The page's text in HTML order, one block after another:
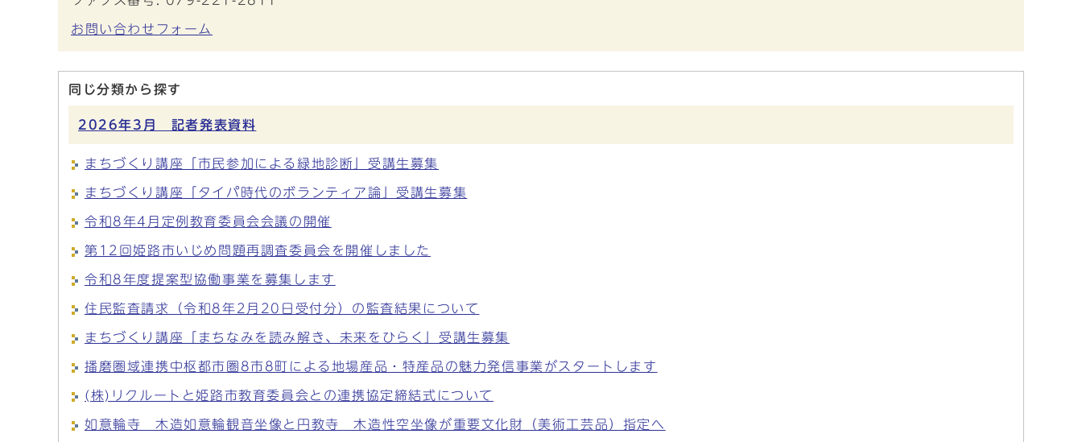
お問い合わせフォーム
同じ分類から探す
2026年3月 記者発表資料
まちづくり講座「市民参加による緑地診断」受講生募集
まちづくり講座「タイパ時代のボランティア論」受講生募集
令和8年4月定例教育委員会会議の開催
第12回姫路市いじめ問題再調査委員会を開催しました
令和8年度提案型協働事業を募集します
住民監査請求（令和8年2月20日受付分）の監査結果について
まちづくり講座「まちなみを読み解き、未来をひらく」受講生募集
播磨圏域連携中枢都市圏8市8町による地場産品・特産品の魅力発信事業がスタートします
(株)リクルートと姫路市教育委員会との連携協定締結式について
如意輪寺 木造如意輪観音坐像と円教寺 木造性空坐像が重要文化財（美術工芸品）指定へ